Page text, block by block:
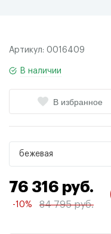
Артикул: 0016409
В наличии
В избранное
бежевая
76 316 руб.
-10% 84 795 руб.